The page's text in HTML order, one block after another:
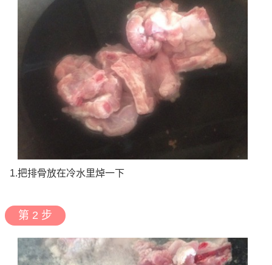
1.把排骨放在冷水里焯一下
第 2 步